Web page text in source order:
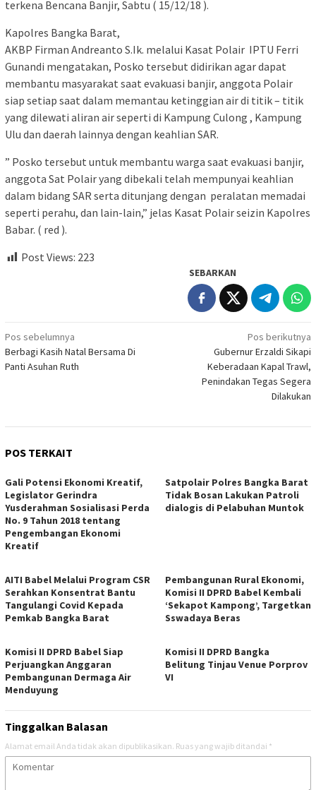
terkena Bencana Banjir, Sabtu ( 15/12/18 ).
Kapolres Bangka Barat,
AKBP Firman Andreanto S.Ik. melalui Kasat Polair IPTU Ferri
Gunandi mengatakan, Posko tersebut didirikan agar dapat
membantu masyarakat saat evakuasi banjir, anggota Polair
siap setiap saat dalam memantau ketinggian air di titik – titik
yang dilewati aliran air seperti di Kampung Culong , Kampung
Ulu dan daerah lainnya dengan keahlian SAR.
” Posko tersebut untuk membantu warga saat evakuasi banjir,
anggota Sat Polair yang dibekali telah mempunyai keahlian
dalam bidang SAR serta ditunjang dengan peralatan memadai
seperti perahu, dan lain-lain,” jelas Kasat Polair seizin Kapolres
Babar. ( red ).
Post Views: 223
SEBARKAN
Navigasi
pos
Pos sebelumnya
Berbagi Kasih Natal Bersama Di
Panti Asuhan Ruth
Pos berikutnya
Gubernur Erzaldi Sikapi
Keberadaan Kapal Trawl,
Penindakan Tegas Segera
Dilakukan
POS TERKAIT
Gali Potensi Ekonomi Kreatif,
Legislator Gerindra
Yusderahman Sosialisasi Perda
No. 9 Tahun 2018 tentang
Pengembangan Ekonomi
Kreatif
Satpolair Polres Bangka Barat
Tidak Bosan Lakukan Patroli
dialogis di Pelabuhan Muntok
AITI Babel Melalui Program CSR
Serahkan Konsentrat Bantu
Tangulangi Covid Kepada
Pemkab Bangka Barat
Pembangunan Rural Ekonomi,
Komisi II DPRD Babel Kembali
‘Sekapot Kampong’, Targetkan
Sswadaya Beras
Komisi II DPRD Babel Siap
Perjuangkan Anggaran
Pembangunan Dermaga Air
Menduyung
Komisi II DPRD Bangka
Belitung Tinjau Venue Porprov
VI
Tinggalkan Balasan
Alamat email Anda tidak akan dipublikasikan. Ruas yang wajib ditandai *